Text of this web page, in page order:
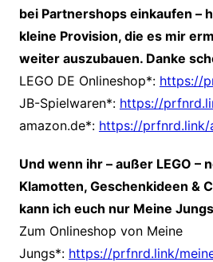
bei Partnershops einkaufen –
kleine Provision, die es mir
weiter auszubauen. Danke
LEGO DE Onlineshop*: https://
JB-Spielwaren*: https://
amazon.de*: https://prfnrd.link/
Und wenn ihr – außer LEGO –
Klamotten, Geschenkideen &
kann ich euch nur Meine
Zum Onlineshop von Meine
Jungs*: https://prfnrd.link/